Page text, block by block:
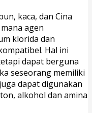
kaca, dan Cina
agen
klorida dan
Hal ini
dapat berguna
seseorang memiliki
dapat digunakan
alkohol dan amina